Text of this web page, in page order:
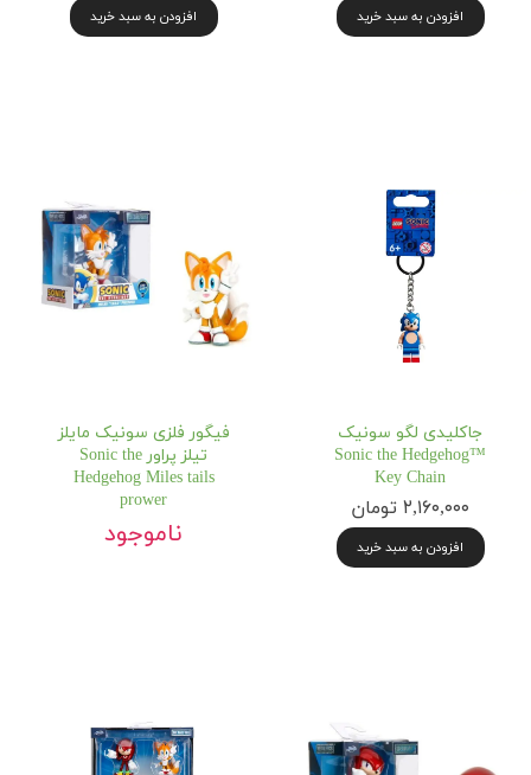
افزودن به سبد خرید افزودن به سبد خرید
جاکلیدی لگو سونیک
Sonic the Hedgehog™
Key Chain
۲,۱۶۰,۰۰۰ تومان
افزودن به سبد خرید
فیگور فلزی سونیک مایلز
تیلز پراور Sonic the
Hedgehog Miles tails
prower
ناموجود